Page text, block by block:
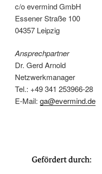
c/o evermind GmbH
Essener Straße 100
04357 Leipzig
Ansprechpartner
Dr. Gerd Arnold
Netzwerkmanager
Tel.: +49 341 253966-28
E-Mail: ga@evermind.de